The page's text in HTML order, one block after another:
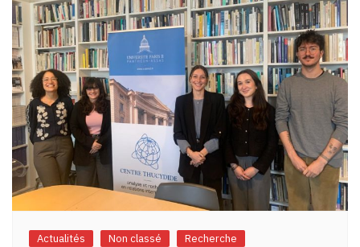
Actualités Non classé Recherche